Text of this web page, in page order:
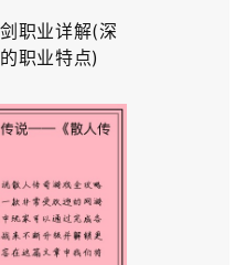
职业详解(深
职业特点)